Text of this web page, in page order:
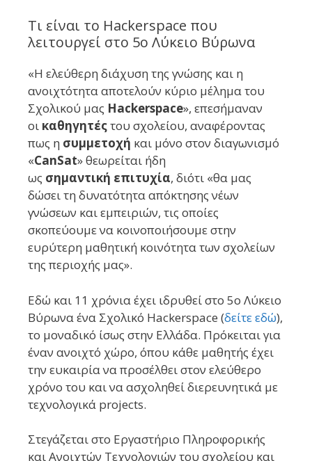
Τι είναι το Hackerspace που
λειτουργεί στο 5ο Λύκειο Βύρωνα
«Η ελεύθερη διάχυση της γνώσης και η
ανοιχτότητα αποτελούν κύριο μέλημα του
Σχολικού μας Hackerspace», επεσήμαναν
οι καθηγητέςτου σχολείου, αναφέροντας
πως η συμμετοχή και μόνο στον διαγωνισμό
«CanSat» θεωρείται ήδη
ως σημαντική επιτυχία, διότι «θα μας
δώσει τη δυνατότητα απόκτησης νέων
γνώσεων και εμπειριών, τις οποίες
σκοπεύουμε να κοινοποιήσουμε στην
ευρύτερη μαθητική κοινότητα των σχολείων
της περιοχής μας».
Εδώ και 11 χρόνια έχει ιδρυθεί στο 5ο Λύκειο
Βύρωνα ένα Σχολικό Hackerspace (δείτε εδώ),
το μοναδικό ίσως στην Ελλάδα. Πρόκειται για
έναν ανοιχτό χώρο, όπου κάθε μαθητής έχει
την ευκαιρία να προσέλθει στον ελεύθερο
χρόνο του και να ασχοληθεί διερευνητικά με
τεχνολογικά projects.
Στεγάζεται στο Εργαστήριο Πληροφορικής
και Ανοιχτών Τεχνολογιών του σχολείου και